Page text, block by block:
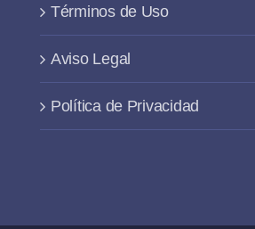
Términos de Uso
Aviso Legal
Política de Privacidad